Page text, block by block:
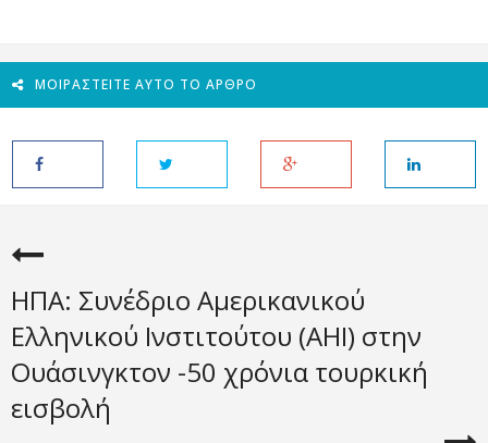
ΜΟΙΡΑΣΤΕΊΤΕ ΑΥΤΌ ΤΟ ΆΡΘΡΟ
ΗΠΑ: Συνέδριο Αμερικανικού
Ελληνικού Ινστιτούτου (AHI) στην
Ουάσινγκτον -50 χρόνια τουρκική
εισβολή